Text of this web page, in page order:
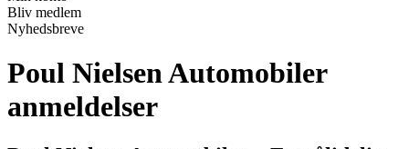
Bliv medlem
Nyhedsbreve
Poul Nielsen Automobiler
anmeldelser